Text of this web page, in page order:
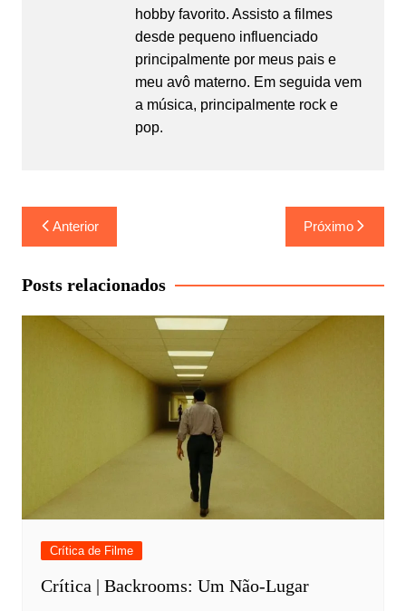
hobby favorito. Assisto a filmes
desde pequeno influenciado
principalmente por meus pais e
meu avô materno. Em seguida vem
a música, principalmente rock e
pop.
Navegação
de
Post
Anterior Próximo
Posts relacionados
Crítica de Filme
Crítica | Backrooms: Um Não-Lugar